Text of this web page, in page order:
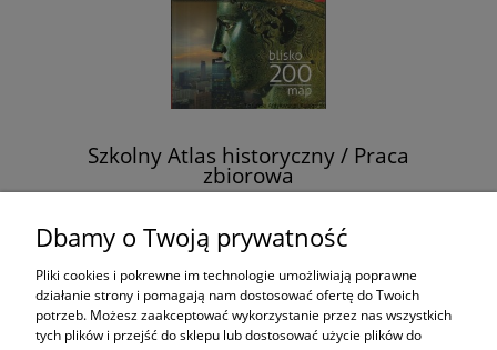
Szkolny Atlas historyczny / Praca
zbiorowa
do koszyka
Dbamy o Twoją prywatność
Pliki cookies i pokrewne im technologie umożliwiają poprawne
działanie strony i pomagają nam dostosować ofertę do Twoich
potrzeb. Możesz zaakceptować wykorzystanie przez nas wszystkich
tych plików i przejść do sklepu lub dostosować użycie plików do